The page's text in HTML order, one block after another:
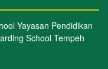
Yayasan Pendidikan
School Tempeh